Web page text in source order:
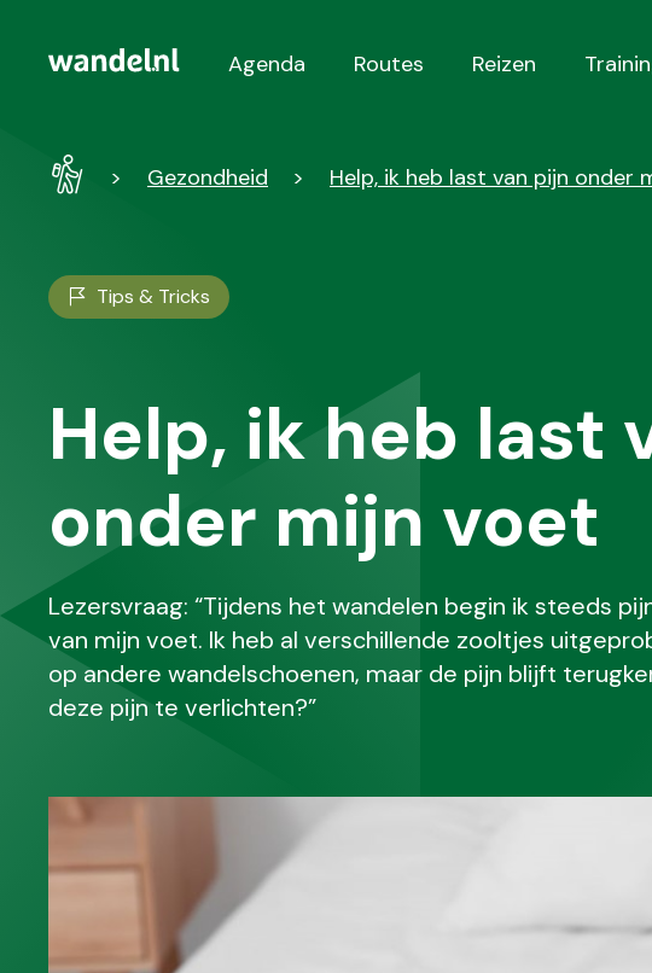
Hoofdnavigatie
Agenda Routes Reizen
WandelGezondheid Help, ik heb last van pijn onder
Tips & Tricks
Help, ik heb last
onder mijn voet
Lezersvraag: “Tijdens het wandelen begin ik steeds
van mijn voet. Ik heb al verschillende zooltjes
op andere wandelschoenen, maar de pijn blijft
deze pijn te verlichten?”